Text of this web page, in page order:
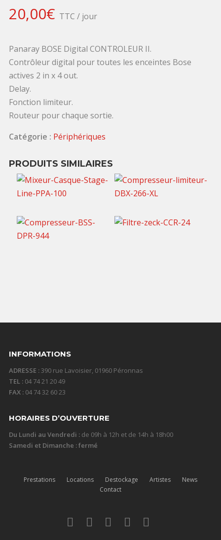
20,00€ TTC / jour
Panaray BOSE Digital CONTROLEUR II.
Contrôleur digital pour toutes les enceintes Bose
actives 2 in x 4 out.
Delay.
Fonction limiteur.
Routeur pour chaque sortie.
Catégorie : Périphériques
PRODUITS SIMILAIRES
INFORMATIONS
ADRESSE :390 rue Lavoisier, 01960 Péronnas
TEL :04 74 21 20 49
FAX :04 74 32 60 23
HORAIRES D’OUVERTURE
Du Lundi au Vendredi :de 09h à 12h et de 14h à 18h00
Samedi et Dimanche : fermé
Prestations Locations Destockage Artistes
News
Contact